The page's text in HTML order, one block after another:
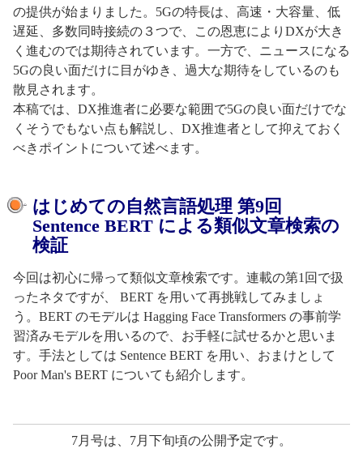
の提供が始まりました。5Gの特長は、高速・大容量、低
遅延、多数同時接続の３つで、この恩恵によりDXが大き
く進むのでは期待されています。一方で、ニュースになる
5Gの良い面だけに目がゆき、過大な期待をしているのも
散見されます。
本稿では、DX推進者に必要な範囲で5Gの良い面だけでな
くそうでもない点も解説し、DX推進者として抑えておく
べきポイントについて述べます。
はじめての自然言語処理 第9回
Sentence BERT による類似文章検索の
検証
今回は初心に帰って類似文章検索です。連載の第1回で扱
ったネタですが、 BERT を用いて再挑戦してみましょ
う。BERT のモデルは Hagging Face Transformers の事前学
習済みモデルを用いるので、お手軽に試せるかと思いま
す。手法としては Sentence BERT を用い、おまけとして
Poor Man's BERT についても紹介します。
7月号は、7月下旬頃の公開予定です。